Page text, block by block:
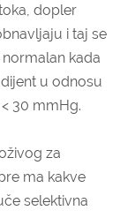
dopler
i taj se
normalan kada
u odnosu
30 mmHg.
za
ma kakve
selektivna